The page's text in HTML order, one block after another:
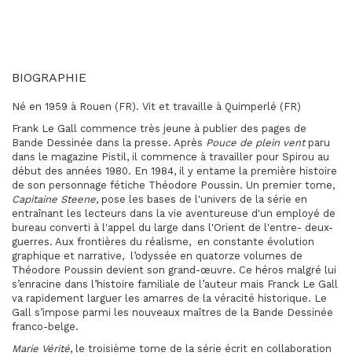
BIOGRAPHIE
Né en 1959 à Rouen (FR). Vit et travaille à Quimperlé (FR)
Frank Le Gall commence très jeune à publier des pages de
Bande Dessinée dans la presse. Après Pouce de plein ventparu
dans le magazine Pistil, il commence à travailler pour Spirou au
début des années 1980. En 1984, il y entame la première histoire
de son personnage fétiche Théodore Poussin. Un premier tome,
Capitaine Steene, pose les bases de l'univers de la série en
entraînant les lecteurs dans la vie aventureuse d'un employé de
bureau converti à l'appel du large dans l'Orient de l'entre- deux-
guerres. Aux frontières du réalisme, en constante évolution
graphique et narrative, l’odyssée en quatorze volumes de
Théodore Poussin devient son grand-œuvre. Ce héros malgré lui
s’enracine dans l’histoire familiale de l’auteur mais Franck Le Gall
va rapidement larguer les amarres de la véracité historique. Le
Gall s’impose parmi les nouveaux maîtres de la Bande Dessinée
franco-belge.
Marie Vérité, le troisième tome de la série écrit en collaboration